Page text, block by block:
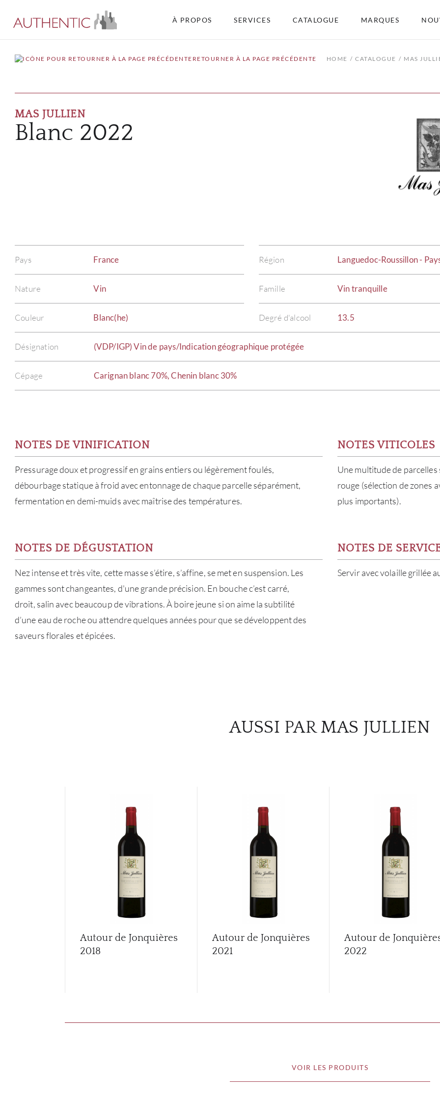
À PROPOS SERVICES CATALOGUE MARQUES
RETOURNER À LA PAGE PRÉCÉDENTE HOME CATALOGUE MAS
MAS JULLIEN
Blanc 2022
Pays France Région Languedoc-Roussillon -
Nature Vin Famille Vin tranquille
Couleur Blanc(he) Degré d'alcool 13.5
Désignation (VDP/IGP) Vin de pays/Indication géographique protégée
Cépage Carignan blanc 70%, Chenin blanc 30%
NOTES DE VINIFICATION
Pressurage doux et progressif en grains entiers ou légèrement foulés,
débourbage statique à froid avec entonnage de chaque parcelle séparément,
fermentation en demi-muids avec maîtrise des températures.
NOTES VITICOLES
Une multitude de
rouge (sélection de zones
plus importants).
NOTES DE DÉGUSTATION
Nez intense et très vite, cette masse s’étire, s’affine, se met en suspension. Les
gammes sont changeantes, d'une grande précision. En bouche c’est carré,
droit, salin avec beaucoup de vibrations. À boire jeune si on aime la subtilité
d’une eau de roche ou attendre quelques années pour que se développent des
saveurs florales et épicées.
NOTES DE
Servir avec volaille grillée
AUSSI PAR MAS JULLIEN
Autour de Jonquières
2018
Autour de Jonquières
2021
Autour de
2022
VOIR LES PRODUITS